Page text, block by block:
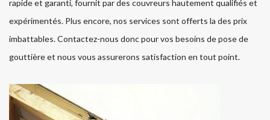
rapide et garanti, fournit par des couvreurs hautement qualifiés et
expérimentés. Plus encore, nos services sont offerts la des prix
imbattables. Contactez-nous donc pour vos besoins de pose de
gouttière et nous vous assurerons satisfaction en tout point.